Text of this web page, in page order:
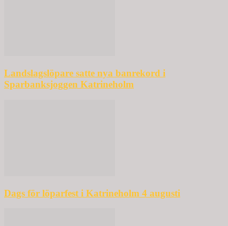
Landslagslöpare satte nya banrekord i
Sparbanksjoggen Katrineholm
Dags för löparfest i Katrineholm 4 augusti